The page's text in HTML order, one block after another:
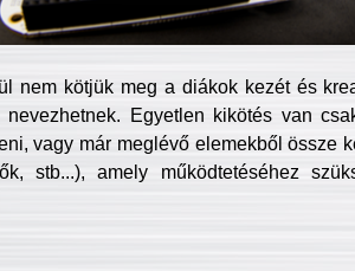
nem kötjük meg a diákok kezét és
Egyetlen kikötés van
vagy már meglévő elemekből össze
stb...), amely működtetéséhez